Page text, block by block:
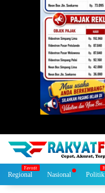
Regional Nasional Politik